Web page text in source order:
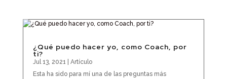
¿Qué puedo hacer yo, como Coach, por
ti?
Jul 13, 2021
Artículo
Esta ha sido para mí una de las preguntas más